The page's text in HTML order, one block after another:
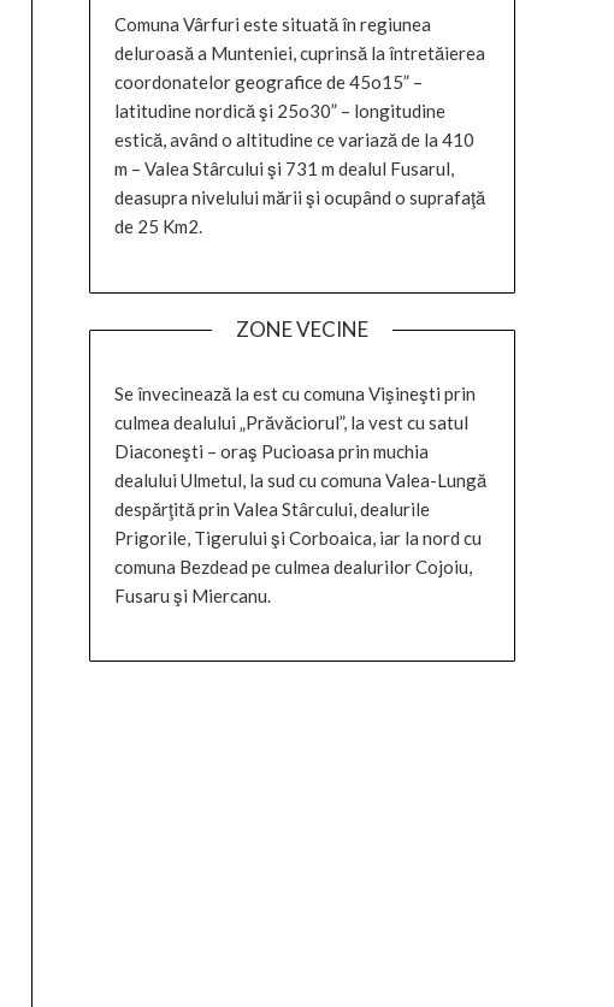
Comuna Vârfuri este situată în regiunea
deluroasă a Munteniei, cuprinsă la întretăierea
coordonatelor geografice de 45o15” –
latitudine nordică şi 25o30” – longitudine
estică, având o altitudine ce variază de la 410
m – Valea Stârcului şi 731 m dealul Fusarul,
deasupra nivelului mării şi ocupând o suprafaţă
de 25 Km2.
ZONE VECINE
Se învecinează la est cu comuna Vişineşti prin
culmea dealului „Prăvăciorul”, la vest cu satul
Diaconeşti – oraş Pucioasa prin muchia
dealului Ulmetul, la sud cu comuna Valea-Lungă
despărţită prin Valea Stârcului, dealurile
Prigorile, Tigerului şi Corboaica, iar la nord cu
comuna Bezdead pe culmea dealurilor Cojoiu,
Fusaru şi Miercanu.